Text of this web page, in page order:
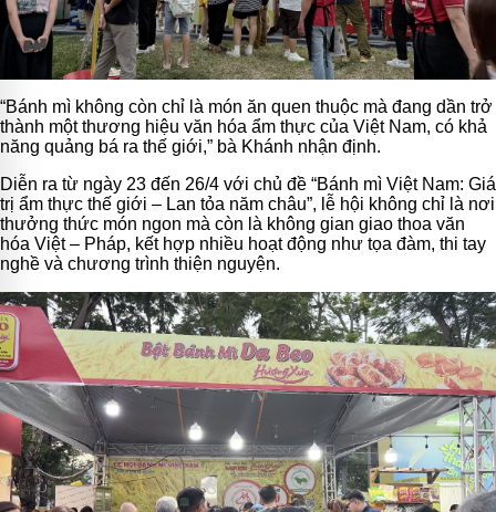
“Bánh mì không còn chỉ là món ăn quen thuộc mà đang dần trở
thành một thương hiệu văn hóa ẩm thực của Việt Nam, có khả
năng quảng bá ra thế giới,” bà Khánh nhận định.
Diễn ra từ ngày 23 đến 26/4 với chủ đề “Bánh mì Việt Nam: Giá
trị ẩm thực thế giới – Lan tỏa năm châu”, lễ hội không chỉ là nơi
thưởng thức món ngon mà còn là không gian giao thoa văn
hóa Việt – Pháp, kết hợp nhiều hoạt động như tọa đàm, thi tay
nghề và chương trình thiện nguyện.